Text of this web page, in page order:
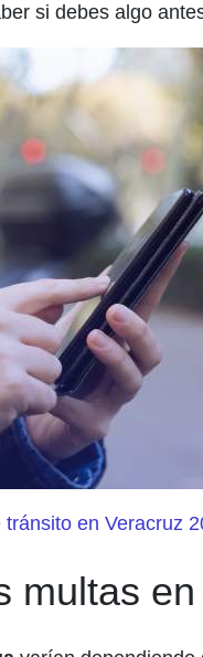
si debes algo
tránsito en Veracruz
multas